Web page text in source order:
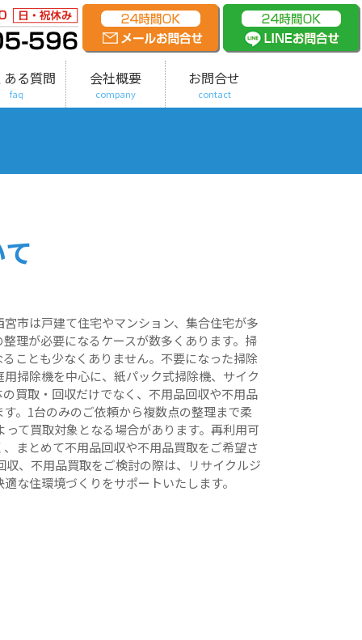
る質問
faq
会社概要
company
お問合せ
contact
市は戸建て住宅やマンション、集合住宅が多
理が必要になるケースが数多くあります。掃
ことも少なくありません。不要になった掃除
掃除機を中心に、紙パック式掃除機、サイク
買取・回収だけでなく、不用品回収や不用品
。1台のみのご依頼から複数点の整理まで柔
て買取対象となる場合があります。再利用可
まとめて不用品回収や不用品買取をご希望さ
、不用品買取をご検討の際は、リサイクルジ
な住環境づくりをサポートいたします。